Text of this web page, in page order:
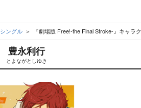
シングル 『劇場版 Free!-the Final Stroke-』キャラ
豊永利行
とよながとしゆき